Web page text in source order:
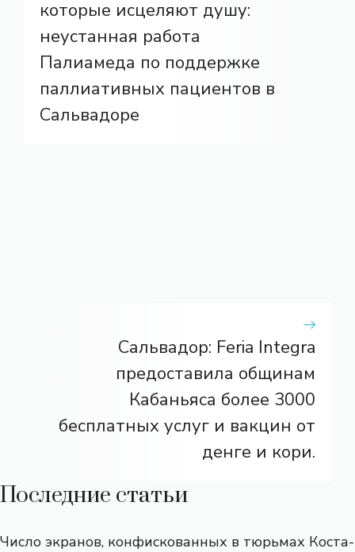
которые исцеляют душу:
неустанная работа
Палиамеда по поддержке
паллиативных пациентов в
Сальвадоре
Сальвадор: Feria Integra
предоставила общинам
Кабаньяса более 3000
бесплатных услуг и вакцин от
денге и кори.
Последние статьи
Число экранов, конфискованных в тюрьмах Коста-